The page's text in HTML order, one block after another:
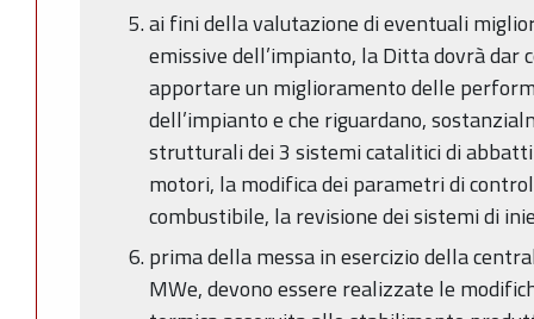
ai fini della valutazione di eventuali
emissive dell’impianto, la Ditta dovrà dar
apportare un miglioramento delle
dell’impianto e che riguardano,
strutturali dei 3 sistemi catalitici di
motori, la modifica dei parametri di
combustibile, la revisione dei sistemi di
prima della messa in esercizio della
MWe, devono essere realizzate le